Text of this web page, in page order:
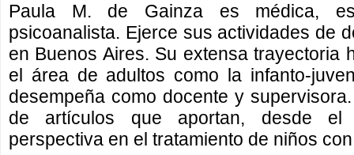
Paula M. de Gainza es médica,
psicoanalista. Ejerce sus actividades de
en Buenos Aires. Su extensa trayectoria
el área de adultos como la infanto-
desempeña como docente y
de artículos que aportan, desde el
perspectiva en el tratamiento de niños